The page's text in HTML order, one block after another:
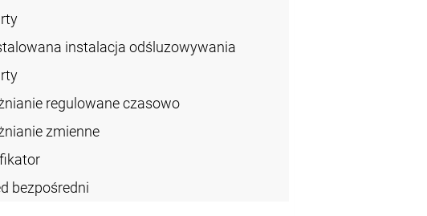
instalacja odśluzowywania
regulowane czasowo
zmienne
bezpośredni